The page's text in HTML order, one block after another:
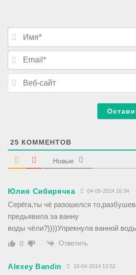
25 КОММЕНТОВ
Новые
Юлия Сибирячка 04-05-2014 16:34
Серёга,ты чё разошелся
предьявила за ванну
воды чёли?))))Упрекнула ванной
0 Ответить
Alexey Bandin 10-04-2014 13:52